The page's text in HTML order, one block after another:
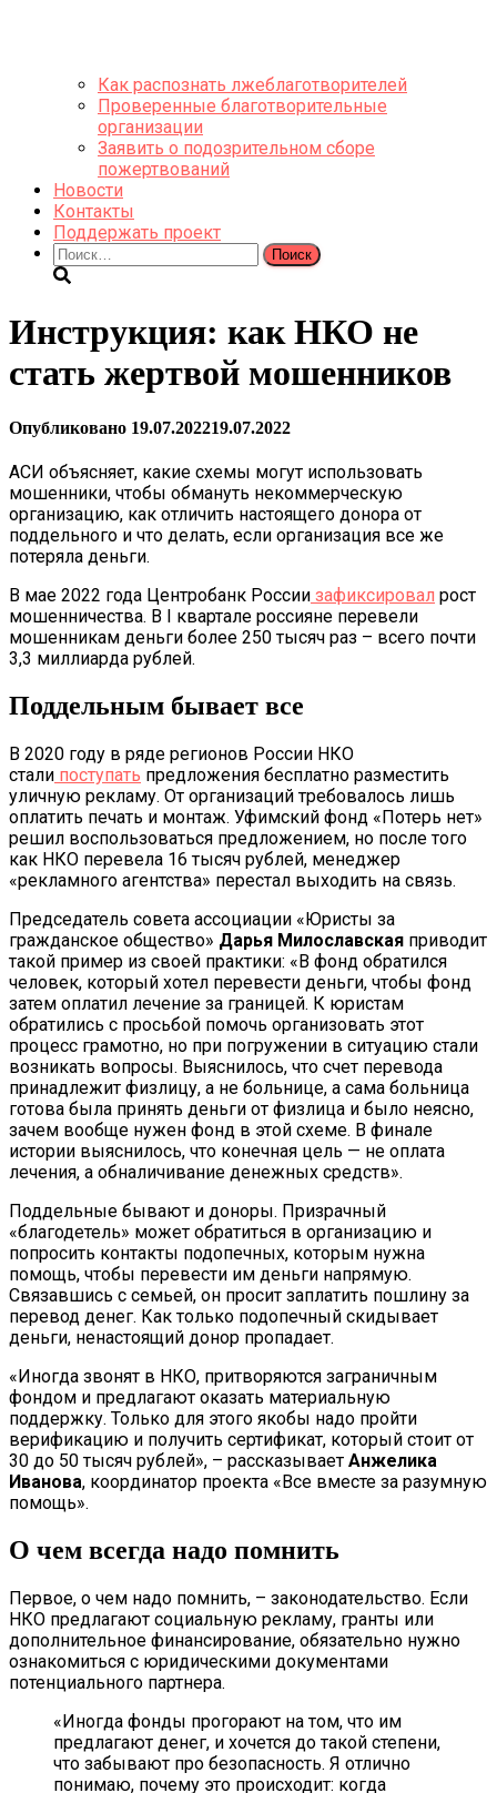
Как распознать лжеблаготворителей
Проверенные благотворительные
организации
Заявить о подозрительном сборе
пожертвований
Новости
Контакты
Поддержать проект
Найти:
Инструкция: как НКО не
стать жертвой мошенников
Опубликовано 19.07.202219.07.2022
АСИ объясняет, какие схемы могут использовать
мошенники, чтобы обмануть некоммерческую
организацию, как отличить настоящего донора от
поддельного и что делать, если организация все же
потеряла деньги.
В мае 2022 года Центробанк России зафиксировал рост
мошенничества. В I квартале россияне перевели
мошенникам деньги более 250 тысяч раз – всего почти
3,3 миллиарда рублей.
Поддельным бывает все
В 2020 году в ряде регионов России НКО
стали поступать предложения бесплатно разместить
уличную рекламу. От организаций требовалось лишь
оплатить печать и монтаж. Уфимский фонд «Потерь нет»
решил воспользоваться предложением, но после того
как НКО перевела 16 тысяч рублей, менеджер
«рекламного агентства» перестал выходить на связь.
Председатель совета ассоциации «Юристы за
гражданское общество» Дарья Милославская приводит
такой пример из своей практики: «В фонд обратился
человек, который хотел перевести деньги, чтобы фонд
затем оплатил лечение за границей. К юристам
обратились с просьбой помочь организовать этот
процесс грамотно, но при погружении в ситуацию стали
возникать вопросы. Выяснилось, что счет перевода
принадлежит физлицу, а не больнице, а сама больница
готова была принять деньги от физлица и было неясно,
зачем вообще нужен фонд в этой схеме. В финале
истории выяснилось, что конечная цель — не оплата
лечения, а обналичивание денежных средств».
Поддельные бывают и доноры. Призрачный
«благодетель» может обратиться в организацию и
попросить контакты подопечных, которым нужна
помощь, чтобы перевести им деньги напрямую.
Связавшись с семьей, он просит заплатить пошлину за
перевод денег. Как только подопечный скидывает
деньги, ненастоящий донор пропадает.
«Иногда звонят в НКО, притворяются заграничным
фондом и предлагают оказать материальную
поддержку. Только для этого якобы надо пройти
верификацию и получить сертификат, который стоит от
30 до 50 тысяч рублей», – рассказывает Анжелика
Иванова, координатор проекта «Все вместе за разумную
помощь».
О чем всегда надо помнить
Первое, о чем надо помнить, – законодательство. Если
НКО предлагают социальную рекламу, гранты или
дополнительное финансирование, обязательно нужно
ознакомиться с юридическими документами
потенциального партнера.
«Иногда фонды прогорают на том, что им
предлагают денег, и хочется до такой степени,
что забывают про безопасность. Я отлично
понимаю, почему это происходит: когда